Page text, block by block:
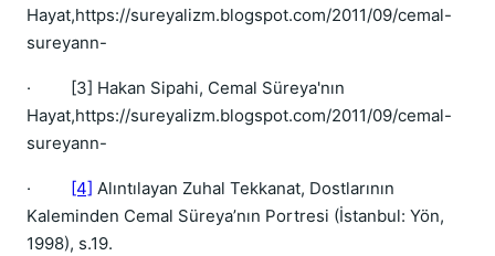
Hayat,https://sureyalizm.blogspot.com/2011/09/cemal-
sureyann-
· [3] Hakan Sipahi, Cemal Süreya'nın
Hayat,https://sureyalizm.blogspot.com/2011/09/cemal-
sureyann-
· [4] Alıntılayan Zuhal Tekkanat, Dostlarının
Kaleminden Cemal Süreya’nın Portresi (İstanbul: Yön,
1998), s.19.